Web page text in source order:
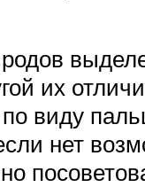
их
виду
нет